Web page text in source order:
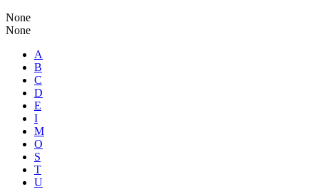
None
None
A
B
C
D
E
I
M
O
S
T
U